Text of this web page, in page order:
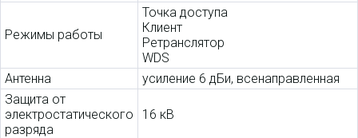
Режимы работы
Точка доступа
Клиент
Ретранслятор
WDS
Антенна
усиление 6 дБи, всенаправленная
Защита от
электростатического
разряда
16 кВ